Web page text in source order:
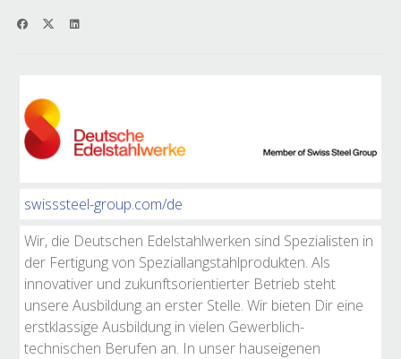
swisssteel-group.com/de
Wir, die Deutschen Edelstahlwerken sind Spezialisten in
der Fertigung von Speziallangstahlprodukten. Als
innovativer und zukunftsorientierter Betrieb steht
unsere Ausbildung an erster Stelle. Wir bieten Dir eine
erstklassige Ausbildung in vielen Gewerblich-
technischen Berufen an. In unser hauseigenen